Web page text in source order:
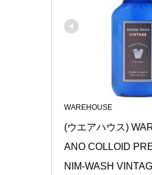
WAREHOUSE
(ウエアハウス)
ANO COLLOID
NIM-WASH